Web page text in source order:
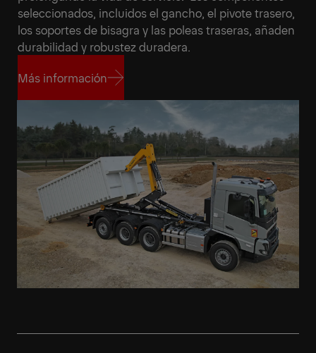
seleccionados, incluidos el gancho, el pivote trasero,
los soportes de bisagra y las poleas traseras, añaden
durabilidad y robustez duradera.
Más información
Más información